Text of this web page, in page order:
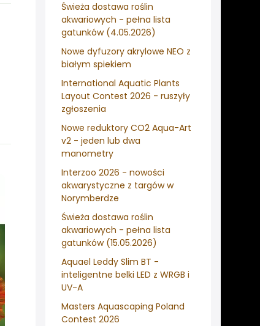
Świeża dostawa roślin
akwariowych - pełna lista
gatunków (4.05.2026)
Nowe dyfuzory akrylowe NEO z
białym spiekiem
International Aquatic Plants
Layout Contest 2026 - ruszyły
zgłoszenia
Nowe reduktory CO2 Aqua-Art
v2 - jeden lub dwa
manometry
Interzoo 2026 - nowości
akwarystyczne z targów w
Norymberdze
Świeża dostawa roślin
akwariowych - pełna lista
gatunków (15.05.2026)
Aquael Leddy Slim BT -
inteligentne belki LED z WRGB i
UV-A
Masters Aquascaping Poland
Contest 2026